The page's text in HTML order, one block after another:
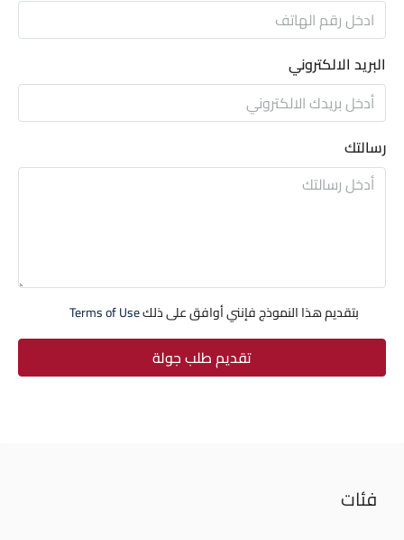
البريد الالكتروني
رسالتك
بتقديم هذا النموذج فإنني أوافق على ذلكTerms of Use
تقديم طلب جولة
فئات